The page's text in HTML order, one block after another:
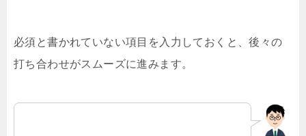
必須と書かれていない項目を入力しておくと、後々の
打ち合わせがスムーズに進みます。